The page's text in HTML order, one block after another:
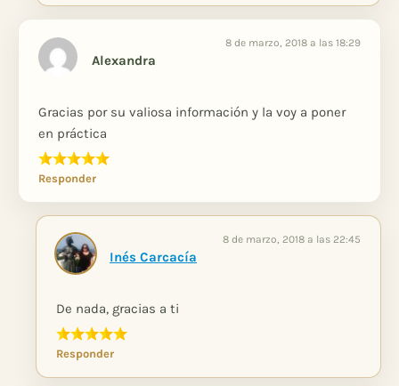
Alexandra
8 de marzo, 2018 a las 18:29
Gracias por su valiosa información y la voy a poner
en práctica
Responder
Inés Carcacía
8 de marzo, 2018 a las 22:45
De nada, gracias a ti
Responder